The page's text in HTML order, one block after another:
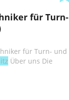
für Turn-
für Turn- und
Über uns Die